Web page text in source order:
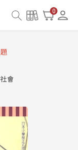
0
及資產合併結果
與書櫃開通申請
及資產合併結果
與書櫃開通申請
會